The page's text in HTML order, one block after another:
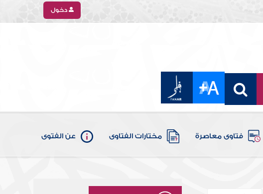
دخول
فتاوى معاصرة مختارات الفتاوى عن الفتوى